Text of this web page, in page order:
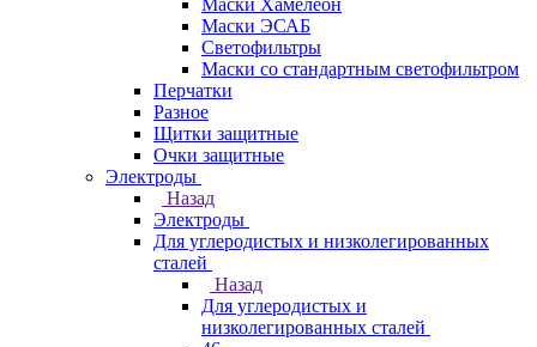
Маски Хамелеон
Маски ЭСАБ
Светофильтры
Маски со стандартным светофильтром
Перчатки
Разное
Щитки защитные
Очки защитные
Электроды
Назад
Электроды
Для углеродистых и низколегированных
сталей
Назад
Для углеродистых и
низколегированных сталей